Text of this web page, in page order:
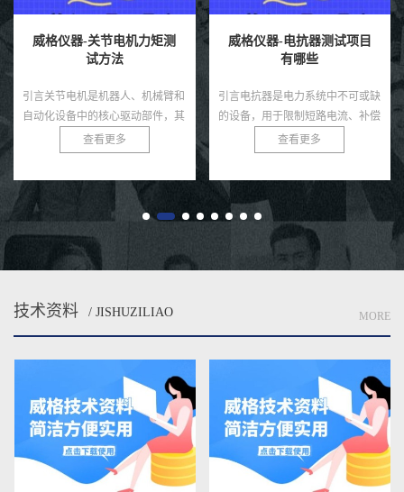
器-关节电机力矩测
电机是机器人、机械臂和
备中的核心驱动部件，其
直接决定了系统的运动精
能力和稳定性。无论是工
威格仪器-电抗器测试项目
引言电抗器是电力系统中不可或缺
的设备，用于限制短路电流、补偿
无功功率和滤除谐波，广泛应用于
变电站、输配电网络和工业电力系
威格
引言高
变电系统
其运行
经...
技术资料 / JISHUZILIAO MORE